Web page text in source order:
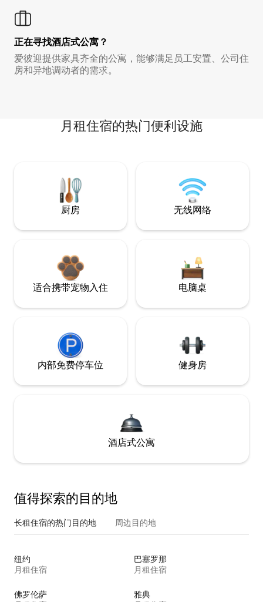
正在寻找酒店式公寓？
爱彼迎提供家具齐全的公寓，能够满足员工安置、公司住
房和异地调动者的需求。
月租住宿的热门便利设施
厨房 无线网络
适合携带宠物入住 电脑桌
内部免费停车位 健身房
酒店式公寓
值得探索的目的地
长租住宿的热门目的地 周边目的地
纽约
月租住宿
巴塞罗那
月租住宿
佛罗伦萨
雅典